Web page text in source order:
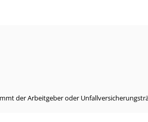
der Arbeitgeber oder